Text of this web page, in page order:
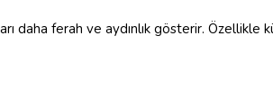
daha ferah ve aydınlık gösterir. Özellikle